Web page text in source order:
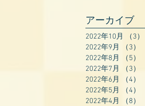
アーカイブ
2022年10月 （3）
2022年9月
（3）
2022年8月
（5）
2022年7月
（3）
2022年6月
（4）
2022年5月
（4）
2022年4月
（8）